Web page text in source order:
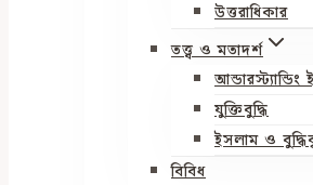
উত্তরাধিকার
তত্ত্ব ও মতাদর্শ
যুক্তিবুদ্ধি
ইসলাম ও
বিবিধ